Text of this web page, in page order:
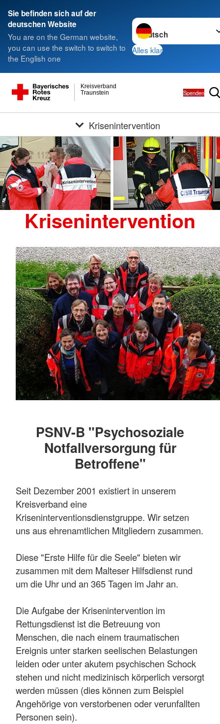
Sie befinden sich auf der
deutschen Website
You are on the German website,
you can use the switch to switch to
the English one
Sprache wechseln zu
Alles klar
Traunstein
Kreisverband
Spenden
Krisenintervention
Krisenintervention
PSNV-B "Psychosoziale
Notfallversorgung für
Betroffene"
Seit Dezember 2001 existiert in unserem
Kreisverband eine
Kriseninterventionsdienstgruppe. Wir setzen
uns aus ehrenamtlichen Mitgliedern zusammen.
Diese "Erste Hilfe für die Seele" bieten wir
zusammen mit dem Malteser Hilfsdienst rund
um die Uhr und an 365 Tagen im Jahr an.
Die Aufgabe der Krisenintervention im
Rettungsdienst ist die Betreuung von
Menschen, die nach einem traumatischen
Ereignis unter starken seelischen Belastungen
leiden oder unter akutem psychischen Schock
stehen und nicht medizinisch körperlich versorgt
werden müssen (dies können zum Beispiel
Angehörige von verstorbenen oder verunfallten
Personen sein).